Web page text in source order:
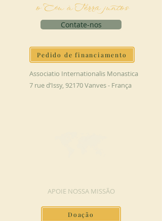
o Céu à Terra juntos
Contate-nos
Pedido de financiamento
Associatio Internationalis Monastica
7 rue d’Issy, 92170 Vanves - França
APOIE NOSSA MISSÃO
Doação